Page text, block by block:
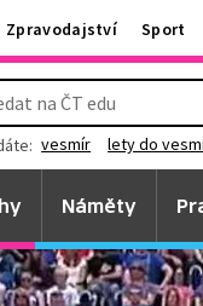
Zpravodajství Sport
vesmír lety do
Náměty